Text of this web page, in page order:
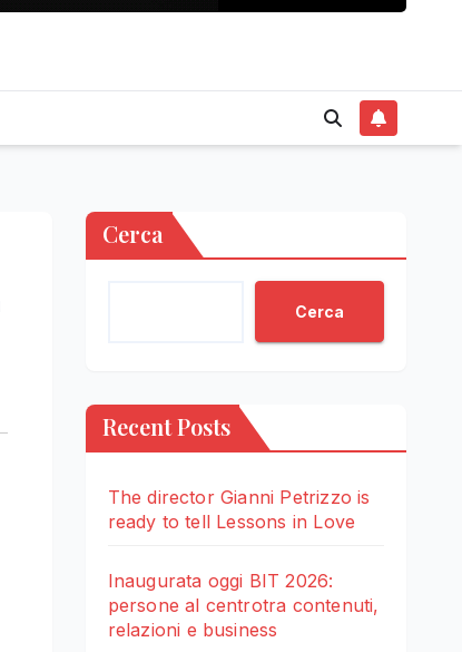
Cerca
Cerca
Recent Posts
The director Gianni Petrizzo is
ready to tell Lessons in Love
Inaugurata oggi BIT 2026:
persone al centrotra contenuti,
relazioni e business